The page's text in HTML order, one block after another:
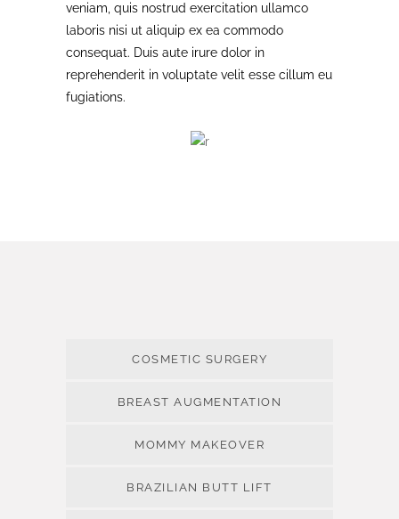
veniam, quis nostrud exercitation ullamco
laboris nisi ut aliquip ex ea commodo
consequat. Duis aute irure dolor in
reprehenderit in voluptate velit esse cillum eu
fugiations.
COSMETIC SURGERY
BREAST AUGMENTATION
MOMMY MAKEOVER
BRAZILIAN BUTT LIFT